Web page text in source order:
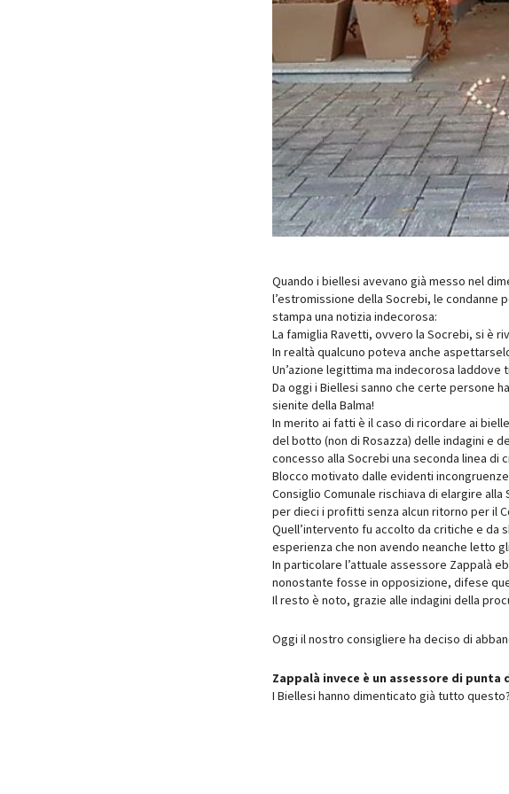
Quando i biellesi avevano già messo nel
l’estromissione della Socrebi, le condanne
stampa una notizia indecorosa:
La famiglia Ravetti, ovvero la Socrebi, si è
In realtà qualcuno poteva anche
Un’azione legittima ma indecorosa laddove
Da oggi i Biellesi sanno che certe persone
sienite della Balma!
In merito ai fatti è il caso di ricordare ai
del botto (non di Rosazza) delle indagini e
concesso alla Socrebi una seconda linea di
Blocco motivato dalle evidenti
Consiglio Comunale rischiava di elargire
per dieci i profitti senza alcun ritorno per il
Quell’intervento fu accolto da critiche e da
esperienza che non avendo neanche letto
In particolare l’attuale assessore Zappalà
nonostante fosse in opposizione, difese
Il resto è noto, grazie alle indagini della
Oggi il nostro consigliere ha deciso di
Zappalà invece è un assessore di
I Biellesi hanno dimenticato già tutto